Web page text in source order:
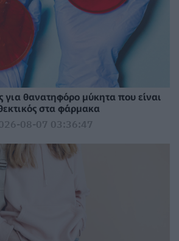
θανατηφόρο μύκητα που είναι
στα φάρμακα
08-07 03:36:47